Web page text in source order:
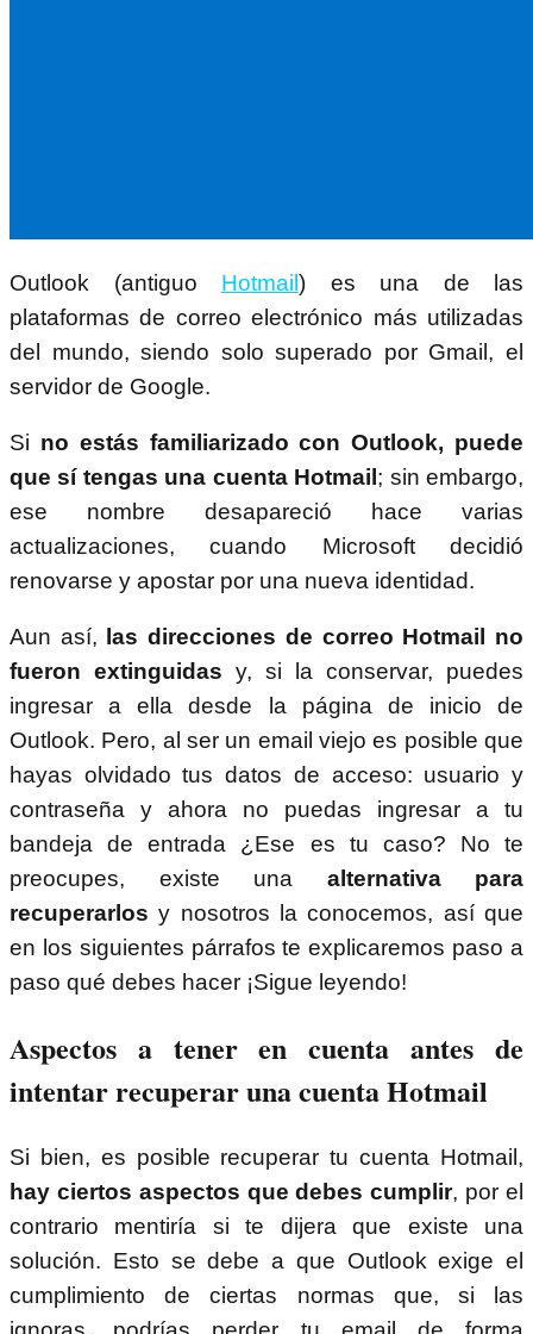
Outlook (antiguo Hotmail) es una de las
plataformas de correo electrónico más utilizadas
del mundo, siendo solo superado por Gmail, el
servidor de Google.
Si no estás familiarizado con Outlook, puede
que sí tengas una cuenta Hotmail; sin embargo,
ese nombre desapareció hace varias
actualizaciones, cuando Microsoft decidió
renovarse y apostar por una nueva identidad.
Aun así, las direcciones de correo Hotmail no
fueron extinguidas y, si la conservar, puedes
ingresar a ella desde la página de inicio de
Outlook. Pero, al ser un email viejo es posible que
hayas olvidado tus datos de acceso: usuario y
contraseña y ahora no puedas ingresar a tu
bandeja de entrada ¿Ese es tu caso? No te
preocupes, existe una alternativa para
recuperarlos y nosotros la conocemos, así que
en los siguientes párrafos te explicaremos paso a
paso qué debes hacer ¡Sigue leyendo!
Aspectos a tener en cuenta antes de
intentar recuperar una cuenta Hotmail
Si bien, es posible recuperar tu cuenta Hotmail,
hay ciertos aspectos que debes cumplir, por el
contrario mentiría si te dijera que existe una
solución. Esto se debe a que Outlook exige el
cumplimiento de ciertas normas que, si las